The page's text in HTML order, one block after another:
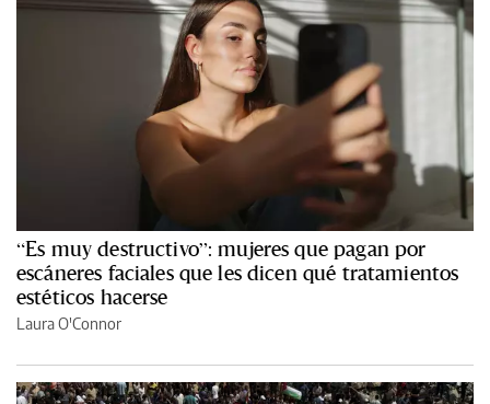
“Es muy destructivo”: mujeres que pagan por
escáneres faciales que les dicen qué tratamientos
estéticos hacerse
Laura O'Connor